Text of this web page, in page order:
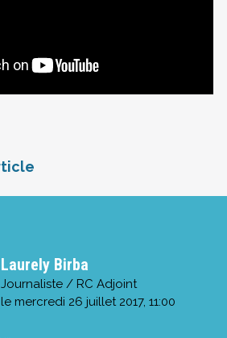
Laurely Birba
Journaliste / RC Adjoint
le mercredi 26 juillet 2017, 11:00